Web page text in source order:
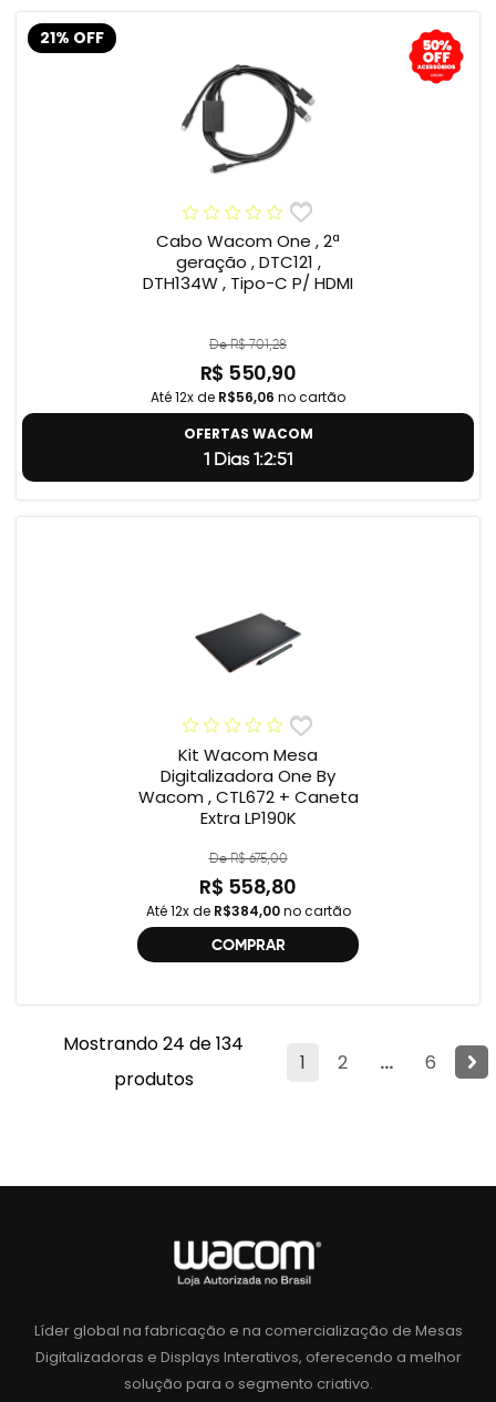
21% OFF
Cabo Wacom One , 2ª
geração , DTC121 ,
DTH134W , Tipo-C P/ HDMI
De R$ 701,28
R$ 550,90
Até 12x de R$56,06 no cartão
OFERTAS WACOM
1 Dias 1:2:50
Kit Wacom Mesa
Digitalizadora One By
Wacom , CTL672 + Caneta
Extra LP190K
De R$ 675,00
R$ 558,80
Até 12x de R$384,00no cartão
COMPRAR
1 2 ... 6
Mostrando 24 de 134
produtos
Líder global na fabricação e na comercialização de Mesas
Digitalizadoras e Displays Interativos, oferecendo a melhor
solução para o segmento criativo.